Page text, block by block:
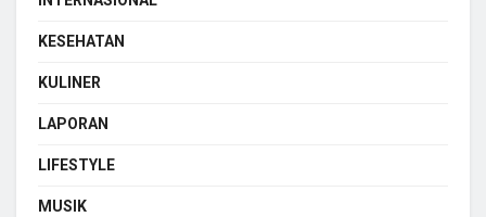
KESEHATAN
KULINER
LAPORAN
LIFESTYLE
MUSIK